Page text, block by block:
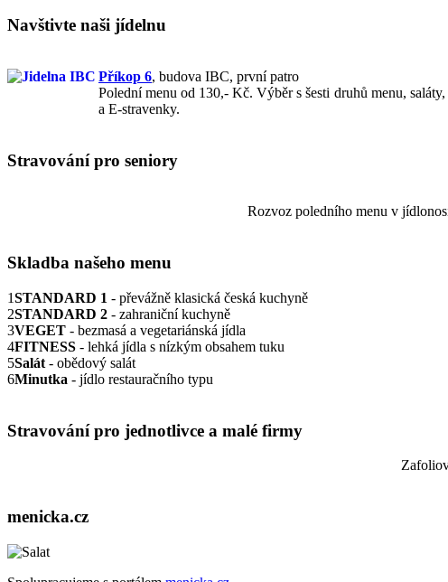
Navštivte naši jídelnu
Příkop 6, budova IBC, první patro
Polední menu od 130,- Kč. Výběr s šesti druhů menu,
a E-stravenky.
Stravování pro seniory
Rozvoz poledního menu v
Skladba našeho menu
1STANDARD 1 - převážně klasická česká kuchyně
2STANDARD 2 - zahraniční kuchyně
3VEGET - bezmasá a vegetariánská jídla
4FITNESS - lehká jídla s nízkým obsahem tuku
5Salát - obědový salát
6Minutka - jídlo restauračního typu
Stravování pro jednotlivce a malé firmy
menicka.cz